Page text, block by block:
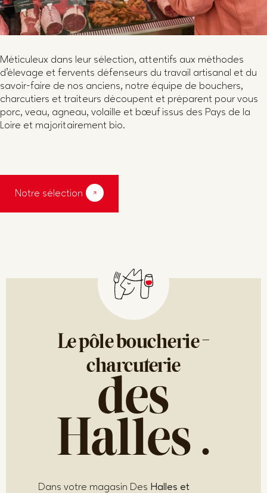
Méticuleux dans leur sélection, attentifs aux méthodes
d’élevage et fervents défenseurs du travail artisanal et du
savoir-faire de nos anciens, notre équipe de bouchers,
charcutiers et traiteurs découpent et préparent pour vous
porc, veau, agneau, volaille et bœuf issus des Pays de la
Loire et majoritairement bio.
Notre sélection
Le pôle boucherie -
charcuterie
des
Halles .
Dans votre magasin Des Halles et